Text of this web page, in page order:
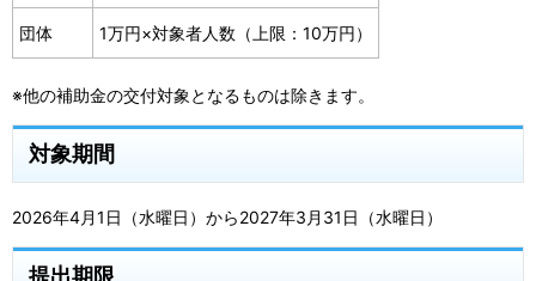
団体 1万円×対象者人数（上限：10万円）
※他の補助金の交付対象となるものは除きます。
対象期間
2026年4月1日（水曜日）から2027年3月31日（水曜日）
提出期限